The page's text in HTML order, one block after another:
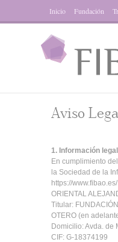
Inicio Fundación
Aviso
1. Información legal
En cumplimiento
la Sociedad de la
https://
ORIENTAL
Titular:
OTERO (en
Domicilio: Avda. de
CIF: G-18374199